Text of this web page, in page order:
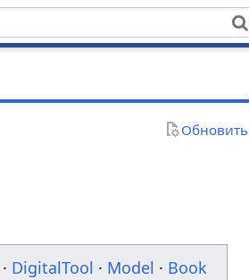
Обновить
· DigitalTool · Model · Book